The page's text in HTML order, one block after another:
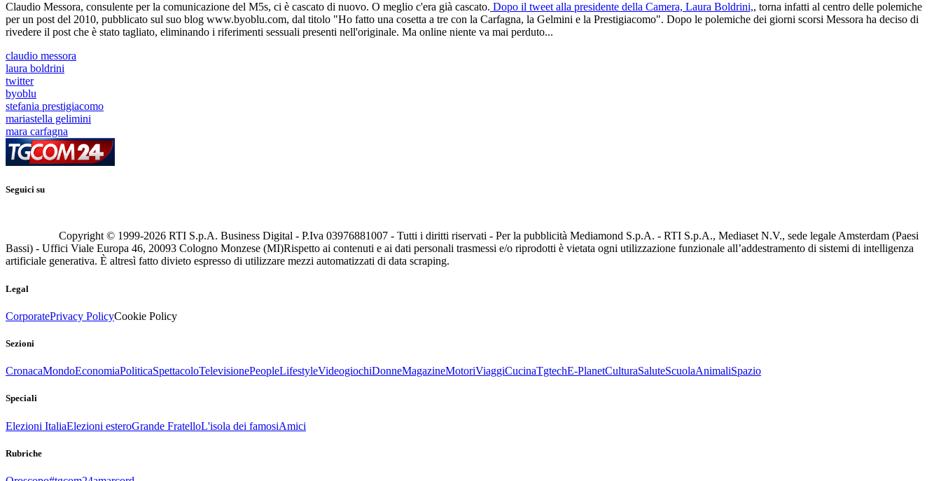
Claudio Messora, consulente per la comunicazione del M5s, ci è cascato di nuovo. O meglio c'era già cascato. Dopo il tweet alla presidente della Camera, Laura Boldrini,, torna infatti al centro delle polemiche
per un post del 2010, pubblicato sul suo blog www.byoblu.com, dal titolo "Ho fatto una cosetta a tre con la Carfagna, la Gelmini e la Prestigiacomo". Dopo le polemiche dei giorni scorsi Messora ha deciso di
rivedere il post che è stato tagliato, eliminando i riferimenti sessuali presenti nell'originale. Ma online niente va mai perduto...
claudio messora
laura boldrini
twitter
byoblu
stefania prestigiacomo
mariastella gelimini
mara carfagna
Seguici su
Copyright © 1999-2026 RTI S.p.A. Business Digital - P.Iva 03976881007 - Tutti i diritti riservati - Per la pubblicità Mediamond S.p.A. - RTI S.p.A., Mediaset N.V., sede legale Amsterdam (Paesi
Bassi) - Uffici Viale Europa 46, 20093 Cologno Monzese (MI)Rispetto ai contenuti e ai dati personali trasmessi e/o riprodotti è vietata ogni utilizzazione funzionale all’addestramento di sistemi di intelligenza
artificiale generativa. È altresì fatto divieto espresso di utilizzare mezzi automatizzati di data scraping.
Legal
CorporatePrivacy PolicyCookie Policy
Sezioni
CronacaMondoEconomiaPoliticaSpettacoloTelevisionePeopleLifestyleVideogiochiDonneMagazineMotoriViaggiCucinaTgtechE-PlanetCulturaSaluteScuolaAnimaliSpazio
Speciali
Elezioni ItaliaElezioni esteroGrande FratelloL'isola dei famosiAmici
Rubriche